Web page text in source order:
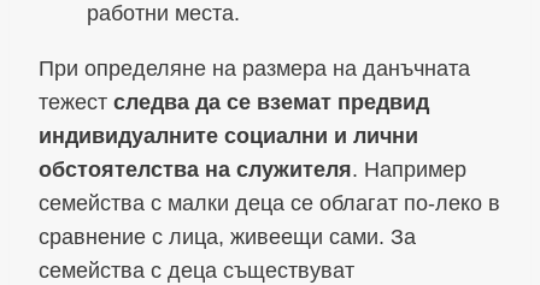
работни места.
При определяне на размера на данъчната
тежест следва да се вземат предвид
индивидуалните социални и лични
обстоятелства на служителя. Например
семейства с малки деца се облагат по-леко в
сравнение с лица, живеещи сами. За
семейства с деца съществуват